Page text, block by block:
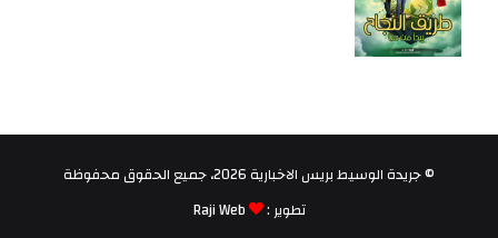
© جريدة الوسيط بريس الاخبارية 2026، جميع الحقوق محفوظة
تطوير :
Raji Web